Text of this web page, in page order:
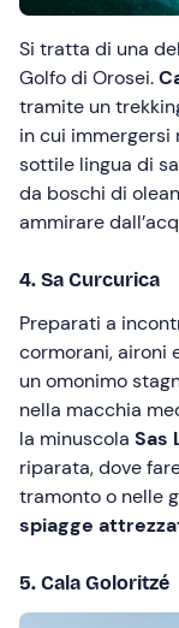
Si tratta di una
Golfo di Orosei.
tramite un
in cui immergersi
sottile lingua di
da boschi di
ammirare
4. Sa Curcurica
Preparati a
cormorani, aironi
un omonimo
nella macchia
la minuscola Sas
riparata, dove
tramonto o nelle
spiagge
5. Cala Goloritzé